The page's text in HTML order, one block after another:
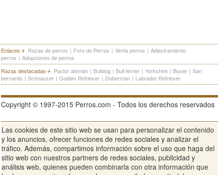
Enlaces Razas de perros | Foro de Perros | Venta perros | Adiestramiento
perros | Adopciones de perros
Razas destacadas
Pastor alemán | Bulldog | Bull terrier | Yorkshire | Boxer | San
bernardo | Schnauzer | Golden Retriever | Doberman | Labrador Retriever
Copyright © 1997-2015 Perros.com - Todos los derechos reservados
Publicidad en Perros.com | Contacte | Aviso Legal Política de
privacidad | Condiciones de uso
Ver sitio web completo
Las cookies de este sitio web se usan para personalizar el contenido
y los anuncios, ofrecer funciones de redes sociales y analizar el
tráfico. Además, compartimos información sobre el uso que haga del
sitio web con nuestros partners de redes sociales, publicidad y
análisis web, quienes pueden combinarla con otra información que